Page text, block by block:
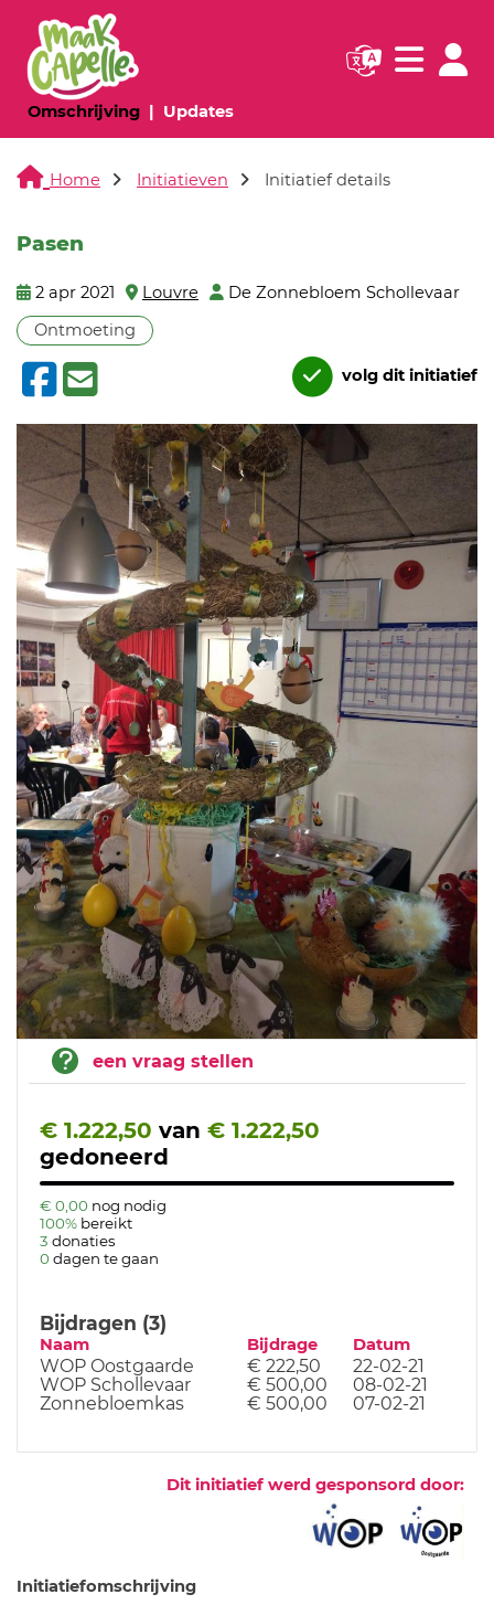
Omschrijving(huidige pagina)
Updates(huidige pagina)
Navigatie
Home Initiatieven Initiatief details
Pasen
2 apr 2021 Louvre
De Zonnebloem Schollevaar
Ontmoeting
volg dit initiatief
een vraag stellen
€ 1.222,50 van € 1.222,50
gedoneerd
€ 0,00 nog nodig
100% bereikt
3 donaties
0 dagen te gaan
Bijdragen (3)
Naam Bijdrage Datum
WOP Oostgaarde € 222,50
22-02-21
WOP Schollevaar
€ 500,00
08-02-21
Zonnebloemkas
€ 500,00 07-02-21
Dit initiatief werd gesponsord door:
Initiatiefomschrijving